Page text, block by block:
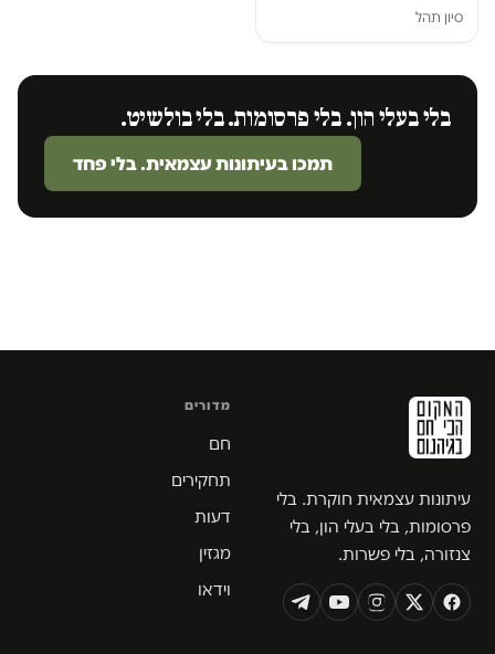
סיון תהל
בלי בעלי הון. בלי פרסומות. בלי בולשיט.
תמכו בעיתונות עצמאית. בלי פחד
עיתונות עצמאית חוקרת. בלי
פרסומות, בלי בעלי הון, בלי
צנזורה, בלי פשרות.
מדורים
חם
תחקירים
דעות
מגזין
וידאו